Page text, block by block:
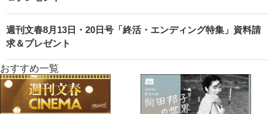
週刊文春8月13日・20日号「終活・エンディング特集」資料請
求＆プレゼント
おすすめ一覧